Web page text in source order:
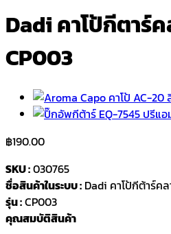
Dadi คาโป้กีตาร์
CP003
฿190.00
SKU :030765
ชื่อสินค้าในระบบ : Dadi คาโป้กีต้าร์ค
รุ่น :CP003
คุณสมบัติสินค้า